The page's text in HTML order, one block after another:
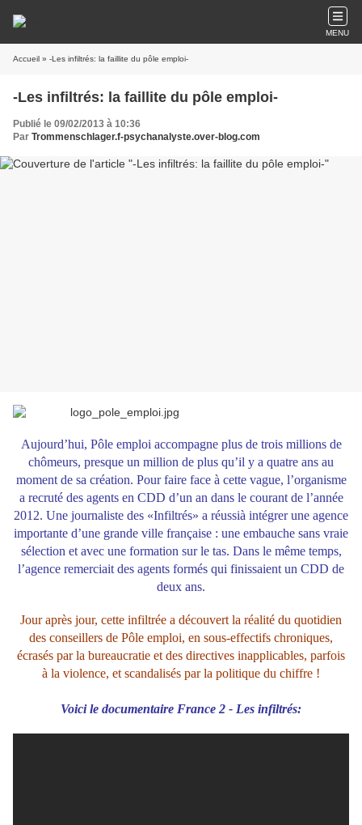
MENU
Accueil » -Les infiltrés: la faillite du pôle emploi-
-Les infiltrés: la faillite du pôle emploi-
Publié le 09/02/2013 à 10:36
Par Trommenschlager.f-psychanalyste.over-blog.com
Aujourd’hui, Pôle emploi accompagne plus de trois millions de
chômeurs, presque un million de plus qu’il y a quatre ans au
moment de sa création. Pour faire face à cette vague, l’organisme
a recruté des agents en CDD d’un an dans le courant de l’année
2012. Une journaliste des «Infiltrés» a réussià intégrer une agence
importante d’une grande ville française : une embauche sans vraie
sélection et avec une formation sur le tas. Dans le même temps,
l’agence remerciait des agents formés qui finissaient un CDD de
deux ans.
Jour après jour, cette infiltrée a découvert la réalité du quotidien
des conseillers de Pôle emploi, en sous-effectifs chroniques,
écrasés par la bureaucratie et des directives inapplicables, parfois
à la violence, et scandalisés par la politique du chiffre !
Voici le documentaire France 2 - Les infiltrés: